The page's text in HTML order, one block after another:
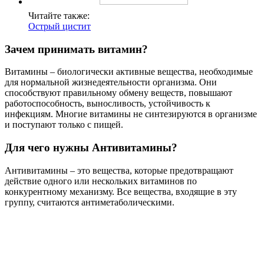
Читайте также:
Острый цистит
Зачем принимать витамин?
Витамины – биологически активные вещества, необходимые
для нормальной жизнедеятельности организма. Они
способствуют правильному обмену веществ, повышают
работоспособность, выносливость, устойчивость к
инфекциям. Многие витамины не синтезируются в организме
и поступают только с пищей.
Для чего нужны Антивитамины?
Антивитамины – это вещества, которые предотвращают
действие одного или нескольких витаминов по
конкурентному механизму. Все вещества, входящие в эту
группу, считаются антиметаболическими.